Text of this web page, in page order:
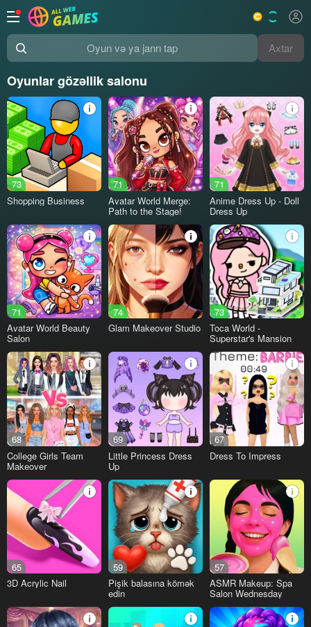
Oyun və ya janrı tap Axtar
Oyunlar gözəllik salonu
73
Shopping Business
71
Avatar World Merge:
Path to the Stage!
71
Anime Dress Up - Doll
Dress Up
71
Avatar World Beauty
Salon
74
Glam Makeover Studio
73
Toca World -
Superstar's Mansion
68
College Girls Team
Makeover
69
Little Princess Dress
Up
67
Dress To Impress
65
3D Acrylic Nail
59
Pişik balasına kömək
edin
57
ASMR Makeup: Spa
Salon Wednesday